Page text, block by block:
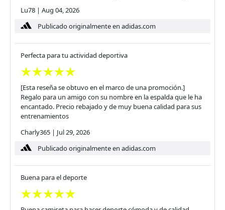
Lu78 | Aug 04, 2026
Publicado originalmente en adidas.com
Perfecta para tu actividad deportiva
[Esta reseña se obtuvo en el marco de una promoción.]
Regalo para un amigo con su nombre en la espalda que le ha
encantado. Precio rebajado y de muy buena calidad para sus
entrenamientos
Charly365 | Jul 29, 2026
Publicado originalmente en adidas.com
Buena para el deporte